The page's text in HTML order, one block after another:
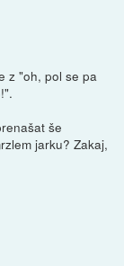
z "oh, pol se pa
še
jarku? Zakaj,